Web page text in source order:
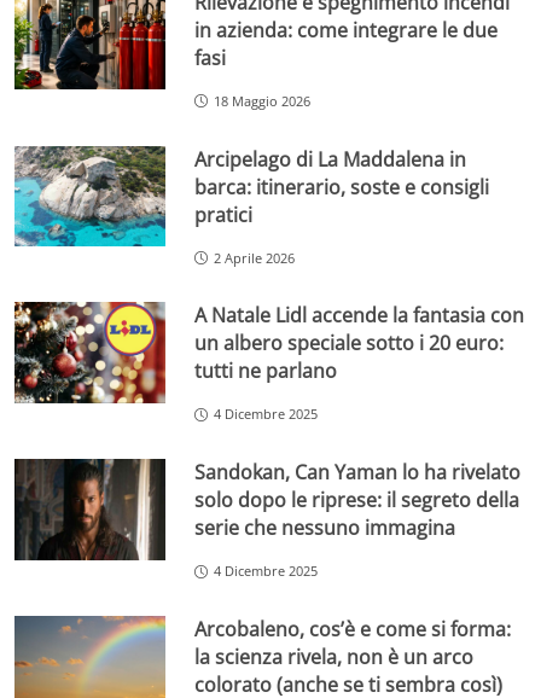
in azienda: come integrare le due
fasi
18 Maggio 2026
Arcipelago di La Maddalena in
barca: itinerario, soste e consigli
pratici
2 Aprile 2026
A Natale Lidl accende la fantasia con
un albero speciale sotto i 20 euro:
tutti ne parlano
4 Dicembre 2025
Sandokan, Can Yaman lo ha rivelato
solo dopo le riprese: il segreto della
serie che nessuno immagina
4 Dicembre 2025
Arcobaleno, cos’è e come si forma:
la scienza rivela, non è un arco
colorato (anche se ti sembra così)